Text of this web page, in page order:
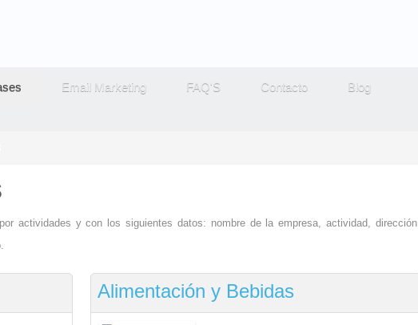
Email Marketing FAQ'S Contacto Blog
actividades y con los siguientes datos: nombre de la empresa, actividad, dirección
Alimentación y Bebidas